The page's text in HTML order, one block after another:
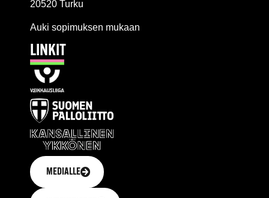
20520 Turku
Auki sopimuksen mukaan
LINKIT
MEDIALLE